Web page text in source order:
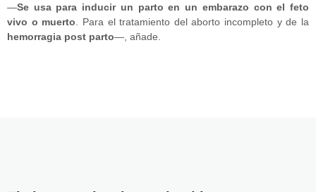
—Se usa para inducir un parto en un embarazo con el feto
vivo o muerto . Para el tratamiento del aborto incompleto y de la
hemorragia post parto—, añade.